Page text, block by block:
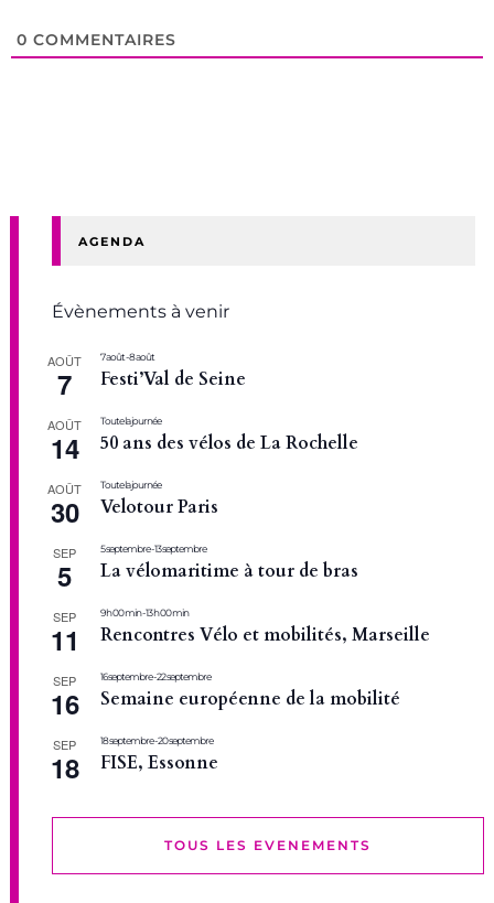
0 COMMENTAIRES
AGENDA
Évènements à venir
AOÛT
7
7 août-8 août
Festi’Val de Seine
AOÛT
14
Toute la journée
50 ans des vélos de La Rochelle
AOÛT
30
Toute la journée
Velotour Paris
SEP
5
5 septembre-13 septembre
La vélomaritime à tour de bras
SEP
11
9 h 00 min-13 h 00 min
Rencontres Vélo et mobilités, Marseille
SEP
16
16 septembre-22 septembre
Semaine européenne de la mobilité
SEP
18
18 septembre-20 septembre
FISE, Essonne
TOUS LES EVENEMENTS